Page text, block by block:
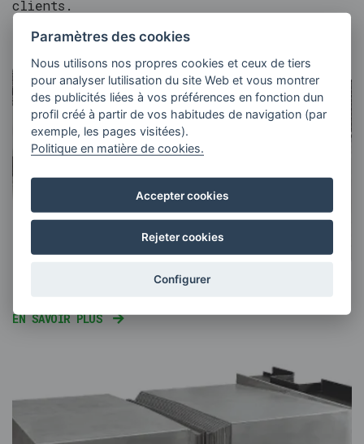
clients.
EN SAVOIR PLUS
EN SAVOIR PLUS
Paramètres des cookies
Nous utilisons nos propres cookies et ceux de tiers
pour analyser lutilisation du site Web et vous montrer
des publicités liées à vos préférences en fonction dun
profil créé à partir de vos habitudes de navigation (par
exemple, les pages visitées).
Politique en matière de cookies.
Accepter cookies
Rejeter cookies
Configurer